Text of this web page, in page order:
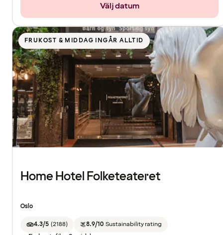
Välj datum
FRUKOST & MIDDAG INGÅR ALLTID
Home Hotel Folketeateret
Oslo
4.3/5 (2188) 8.9/10 Sustainability rating